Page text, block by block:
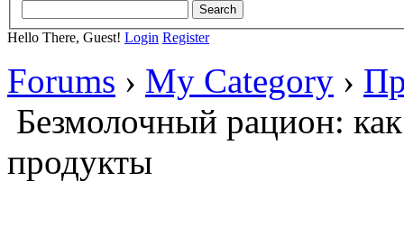
Hello There, Guest! Login Register
Forums › My Category ›
Безмолочный рацион:
продукты